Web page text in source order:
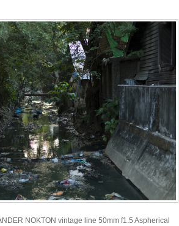
NOKTON vintage line 50mm f1.5 Aspherical